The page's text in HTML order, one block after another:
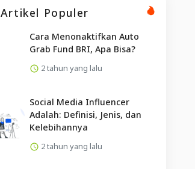
Artikel Populer
Cara Menonaktifkan Auto
Grab Fund BRI, Apa Bisa?
2 tahun yang lalu
Social Media Influencer
Adalah: Definisi, Jenis, dan
Kelebihannya
2 tahun yang lalu